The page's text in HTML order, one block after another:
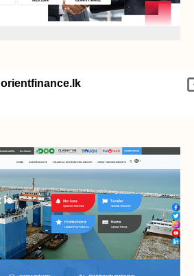
orientfinance.lk